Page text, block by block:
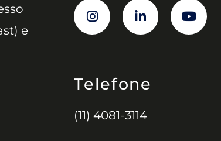
e
Telefone
(11) 4081-3114